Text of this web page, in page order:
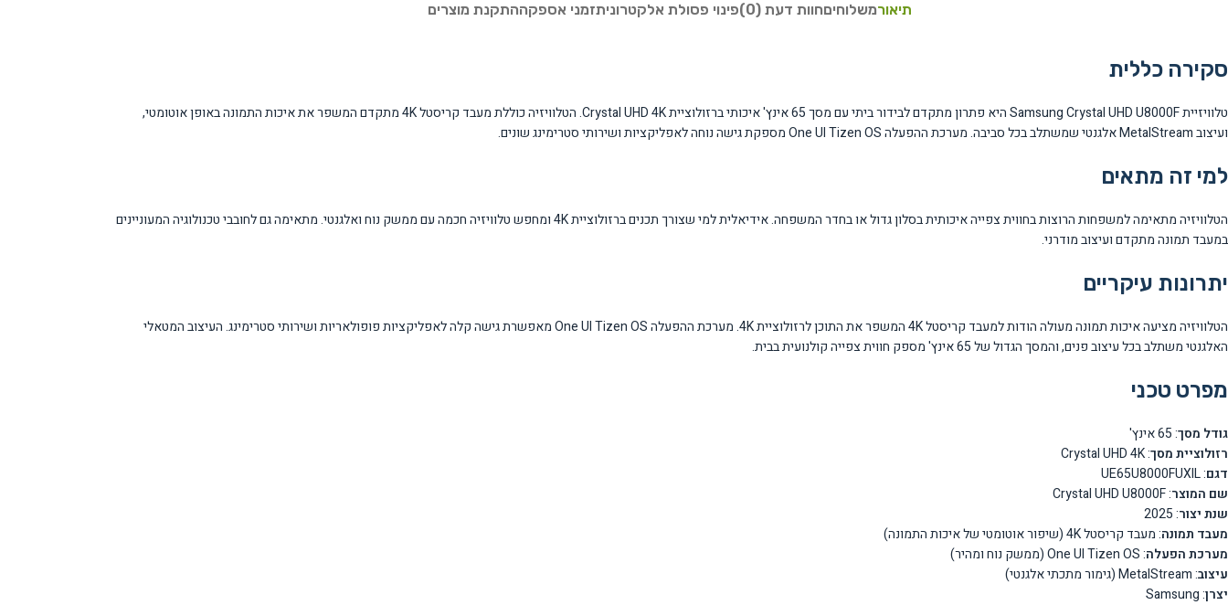
תיאורמשלוחיםחוות דעת (0) פינוי פסולת אלקטרוניתזמני אספקההתקנת מוצרים
סקירה כללית
טלוויזיית Samsung Crystal UHD U8000F היא פתרון מתקדם לבידור ביתי עם מסך 65 אינץ' איכותי ברזולוציית Crystal UHD 4K. הטלוויזיה כוללת מעבד קריסטל 4K מתקדם המשפר את איכות התמונה באופן אוטומטי,
ועיצוב MetalStream אלגנטי שמשתלב בכל סביבה. מערכת ההפעלה One UI Tizen OS מספקת גישה נוחה לאפליקציות ושירותי סטרימינג שונים.
למי זה מתאים
הטלוויזיה מתאימה למשפחות הרוצות בחווית צפייה איכותית בסלון גדול או בחדר המשפחה. אידיאלית למי שצורך תכנים ברזולוציית 4K ומחפש טלוויזיה חכמה עם ממשק נוח ואלגנטי. מתאימה גם לחובבי טכנולוגיה המעוניינים
במעבד תמונה מתקדם ועיצוב מודרני.
יתרונות עיקריים
הטלוויזיה מציעה איכות תמונה מעולה הודות למעבד קריסטל 4K המשפר את התוכן לרזולוציית 4K. מערכת ההפעלה One UI Tizen OS מאפשרת גישה קלה לאפליקציות פופולאריות ושירותי סטרימינג. העיצוב המטאלי
האלגנטי משתלב בכל עיצוב פנים, והמסך הגדול של 65 אינץ' מספק חווית צפייה קולנועית בבית.
מפרט טכני
גודל מסך: 65 אינץ'
רזולוציית מסך: Crystal UHD 4K
דגם: UE65U8000FUXIL
שם המוצר: Crystal UHD U8000F
שנת יצור: 2025
מעבד תמונה: מעבד קריסטל 4K (שיפור אוטומטי של איכות התמונה)
מערכת הפעלה: One UI Tizen OS (ממשק נוח ומהיר)
עיצוב: MetalStream (גימור מתכתי אלגנטי)
יצרן: Samsung